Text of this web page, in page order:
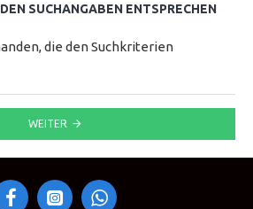
SUCHANGABEN ENTSPRECHEN
die den Suchkriterien
WEITER